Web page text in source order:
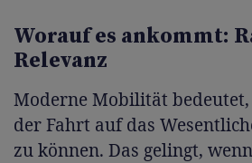
Worauf es ankommt:
Relevanz
Moderne Mobilität
der Fahrt auf das
zu können. Das gelingt,